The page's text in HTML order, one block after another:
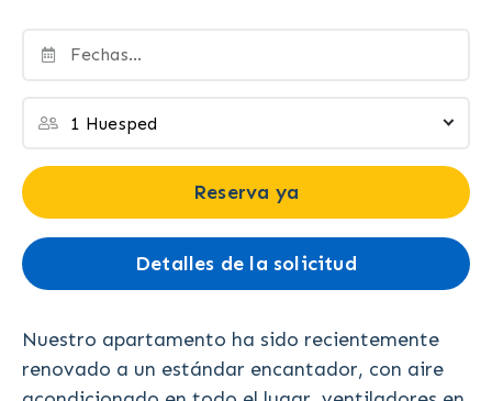
Reserva ya
Detalles de la solicitud
Nuestro apartamento ha sido recientemente
renovado a un estándar encantador, con aire